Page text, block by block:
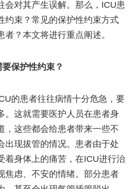
会对其产生误解。那么，ICU患
约束？常见的保护性约束方式
？本文将进行重点阐述。
保护性约束？
的患者往往病情十分危急，要
。这就需要医护人员在患者身
，这些都会给患者带来一些不
出现拔管的情况。患者由于处
着身体上的痛苦，在ICU进行治
焦虑、不安的情绪。部分患者